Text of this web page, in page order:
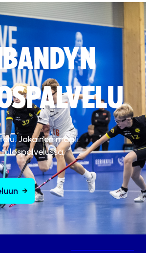
Jokainen maali.